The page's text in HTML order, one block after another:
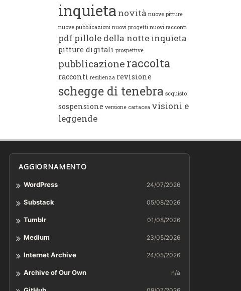
inquieta novità nuove pitture
nuove pubblicazioni nuovi progetti nuovi racconti
pdfpillole della notte inquieta
pitture digitali prospettive
pubblicazione raccolta
racconti resilienza revisione
schegge di tenebra scquisto
sospensione versione cartacea visioni e
leggende
AGGIORNAMENTO
WordPress 24/07/2026
Substack 05/08/2026
Tumblr 01/08/2026
Medium 23/05/2026
Internet Archive 24/05/2026
Archive of Our Own n/a